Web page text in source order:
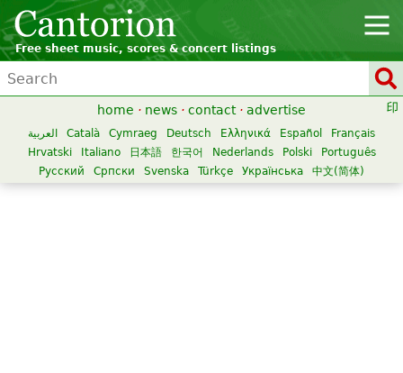
Free sheet music, scores & concert listings
home · news · contact · advertise
العربية Català Cymraeg Deutsch Ελληνικά Español
Français
Hrvatski
Italiano 日本語 한국어 Nederlands Polski
Português
Русский
Српски Svenska Türkçe Українська 中文(简体)